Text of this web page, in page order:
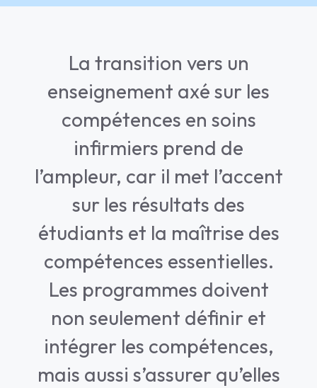
La transition vers un
enseignement axé sur les
compétences en soins
infirmiers prend de
l’ampleur, car il met l’accent
sur les résultats des
étudiants et la maîtrise des
compétences essentielles.
Les programmes doivent
non seulement définir et
intégrer les compétences,
mais aussi s’assurer qu’elles